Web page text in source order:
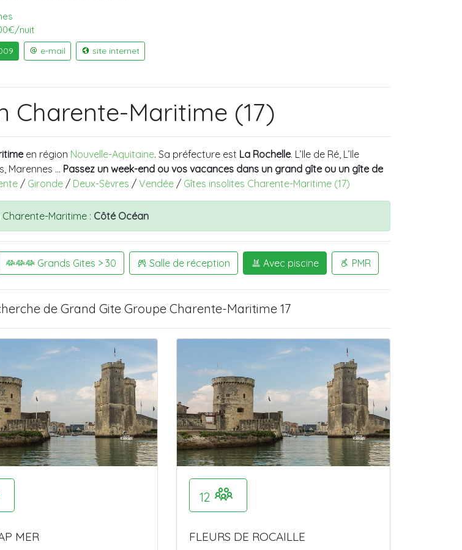
nuit
e-mail site internet
Charente-Maritime (17)
en région Nouvelle-Aquitaine. Sa préfecture est La Rochelle. L’Ile de Ré, L’Ile
Marennes … Passez un week-end ou vos vacances dans un grand gîte ou un gîte de
/ Gironde / Deux-Sèvres / Vendée / Gîtes insolites Charente-Maritime (17)
Maritime : Côté Océan
Grands Gites > 30 Salle de réception Avec piscine PMR
de Grand Gite Groupe Charente-Maritime 17
MER
12
FLEURS DE ROCAILLE